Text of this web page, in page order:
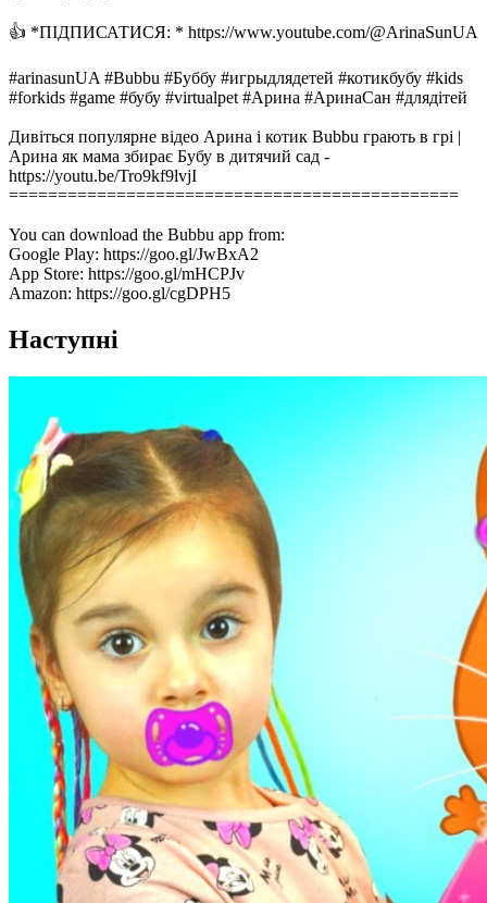
👍 *ПІДПИСАТИСЯ: * https://www.youtube.com/@ArinaSunUA
#arinasunUA #Bubbu #Буббу #игрыдлядетей #котикбубу #kids
#forkids #game #бубу #virtualpet #Арина #АринаСан #длядітей
Дивіться популярне відео Арина і котик Bubbu грають в грі |
Арина як мама збирає Бубу в дитячий сад -
https://youtu.be/Tro9kf9lvjI
==============================================
You can download the Bubbu app from:
Google Play: https://goo.gl/JwBxA2
App Store: https://goo.gl/mHCPJv
Amazon: https://goo.gl/cgDPH5
Наступні